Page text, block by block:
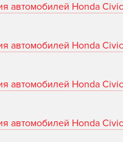
автомобилей Honda
автомобилей Honda
автомобилей Honda
автомобилей Honda